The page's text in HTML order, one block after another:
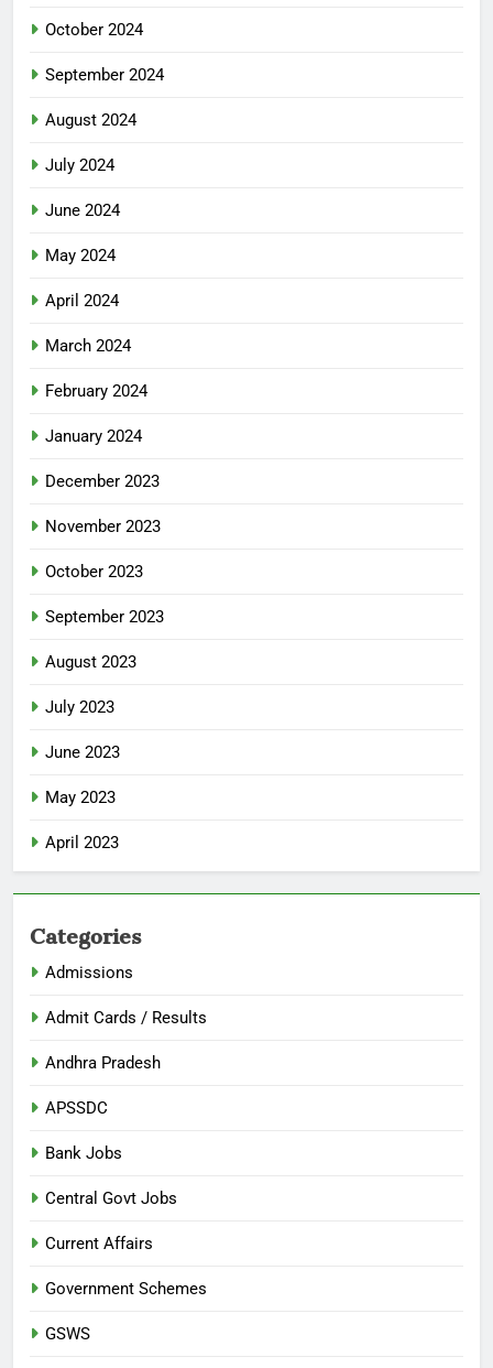
October 2024
September 2024
August 2024
July 2024
June 2024
May 2024
April 2024
March 2024
February 2024
January 2024
December 2023
November 2023
October 2023
September 2023
August 2023
July 2023
June 2023
May 2023
April 2023
Categories
Admissions
Admit Cards / Results
Andhra Pradesh
APSSDC
Bank Jobs
Central Govt Jobs
Current Affairs
Government Schemes
GSWS